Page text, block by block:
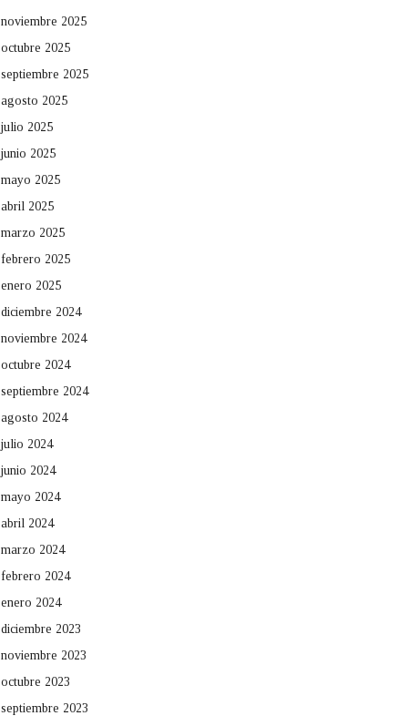
noviembre 2025
octubre 2025
septiembre 2025
agosto 2025
julio 2025
junio 2025
mayo 2025
abril 2025
marzo 2025
febrero 2025
enero 2025
diciembre 2024
noviembre 2024
octubre 2024
septiembre 2024
agosto 2024
julio 2024
junio 2024
mayo 2024
abril 2024
marzo 2024
febrero 2024
enero 2024
diciembre 2023
noviembre 2023
octubre 2023
septiembre 2023